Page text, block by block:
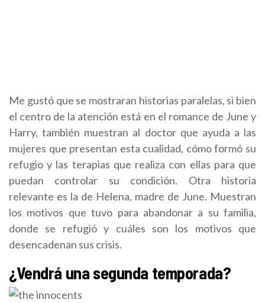
Me gustó que se mostraran historias paralelas, si bien
el centro de la atención está en el romance de June y
Harry, también muestran al doctor que ayuda a las
mujeres que presentan esta cualidad, cómo formó su
refugio y las terapias que realiza con ellas para que
puedan controlar su condición. Otra historia
relevante es la de Helena, madre de June. Muestran
los motivos que tuvo para abandonar a su familia,
donde se refugió y cuáles son los motivos que
desencadenan sus crisis.
¿Vendrá una segunda temporada?